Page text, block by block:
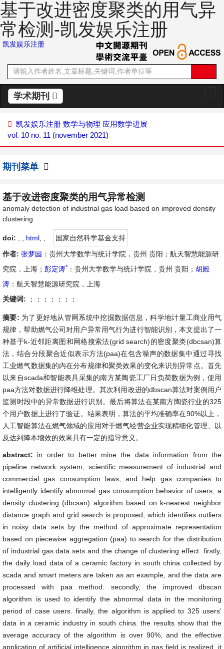
基于改进密度聚类的用气异
常检测-凯发娱乐注册
凯发娱乐注册
学术期刊
换
凯发娱乐注册 数学与物理 应用数学进展
vol. 10 no. 11 (november 2021)
期刊菜单
基于改进密度聚类的用气异常检测
anomaly detection of industrial gas load based on improved density
clustering
doi: html
国家自然科学基金支持
作者: 张梦园 ：贵州大学数学与统计学院，贵州 贵阳；航天智慧能源研
究院，上海； 彭定涛* ：贵州大学数学与统计学院，贵州 贵阳； 胡殿
涛 ：航天智慧能源研究院，上海
关键词:
；；；；；；；
摘要: 为了更好地从管网系统中挖掘数据信息，科学地计量工商业用气
规律，帮助燃气公司对用户异常用气行为进行智能识别，本文提出了一
种基于k-近邻距离图和网格搜索法(grid search)的密度聚类(dbcsan)算
法，结合分段聚合近似表示方法(paa)在包含噪声的数据集中通过寻找
工业燃气数据集的内在分布规律和聚类效果的变化来识别异常点。首先
以来自scada和智能表具采集的南方某陶瓷工厂日负荷数据为例，使用
paa方法对数据进行降维处理。其次利用改进的dbscan算法对案例用户
监测时段中的异常数据进行识别。最后将算法在某南方陶瓷行业的325
个用户数据上进行了验证。结果表明，算法的平均准确率在90%以上，
人工智能算法在燃气领域的应用对于燃气经营企业实现精细化管理、以
及达到降本增效的效果具有一定的指导意义。
abstract: in order to better mine the data information from the
pipeline network system, scientific measurement of industrial and
commercial gas consumption laws, and help gas companies to
intelligently identify abnormal gas consumption behavior of users, a
density clustering (dbcsan) algorithm based on k-nearest neighbor
distance graph and grid search is proposed, which identifies outliers
in noisy data sets by the method of approximate representation
based on piecewise aggregation (paa) to search for the distribution
of industrial gas data sets and the change of clustering effect. firstly,
the daily load data of a ceramic factory in south china collected by
scada and smart meters are taken as an example, and the data are
processed with paa method. secondly, the improved dbscan
algorithm is used to identify the abnormal data in the monitoring
period of case users. finally, the algorithm is applied to 325 users’
data in a ceramic industry in south china. the results show that the
average accuracy of the algorithm is over 90%, and the effective
application of artificial intelligence algorithm in gas field is realized. it